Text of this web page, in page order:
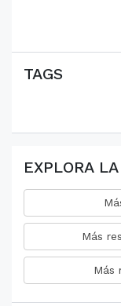
TAGS
EXPLORA
Más
Más